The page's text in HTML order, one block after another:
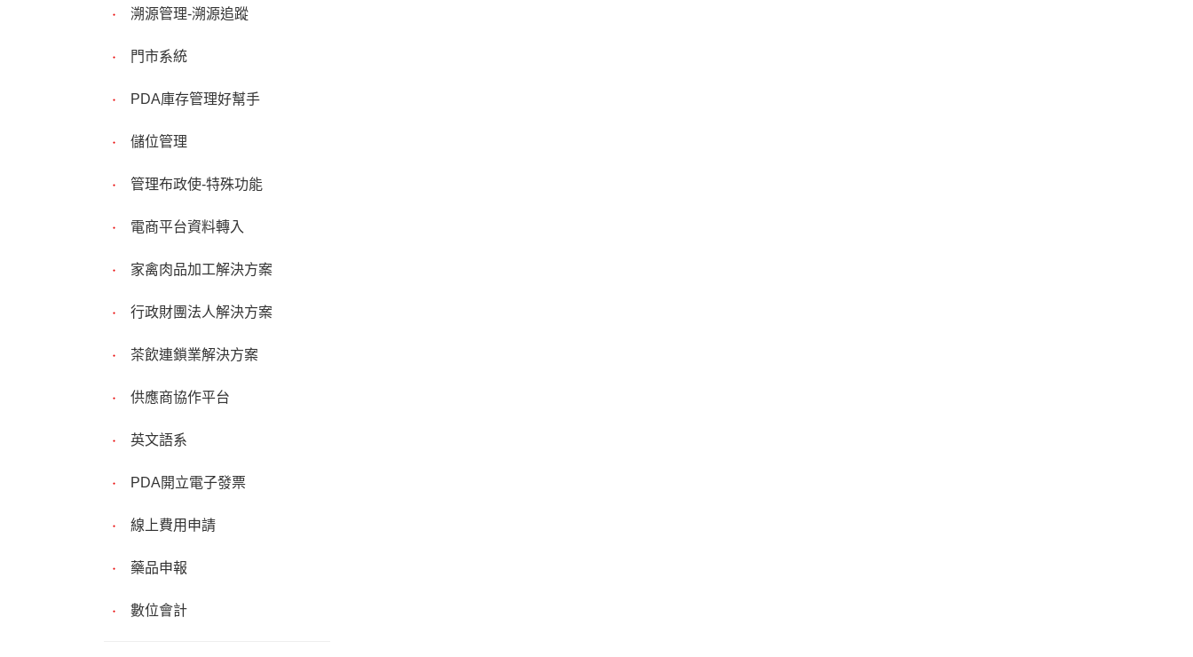
溯源管理-溯源追蹤
門市系統
PDA庫存管理好幫手
儲位管理
管理布政使-特殊功能
電商平台資料轉入
家禽肉品加工解決方案
行政財團法人解決方案
茶飲連鎖業解決方案
供應商協作平台
英文語系
PDA開立電子發票
線上費用申請
藥品申報
數位會計